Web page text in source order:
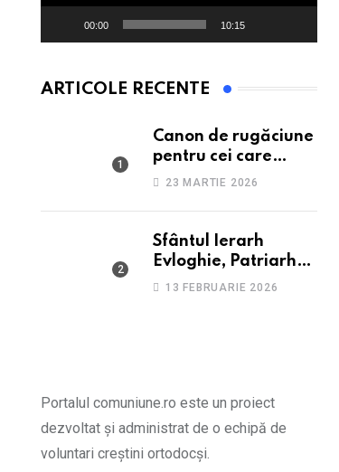
00:00 10:15
ARTICOLE RECENTE
Canon de rugăciune
pentru cei care
suferă de depresie și
23 MARTIE 2026
Sfântul Ierarh
Evloghie, Patriarhul
Alexandriei
13 FEBRUARIE 2026
Portalul comuniune.ro este un proiect
dezvoltat și administrat de o echipă de
voluntari creștini ortodocși.